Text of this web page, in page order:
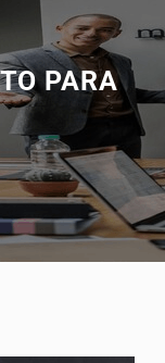
PARA